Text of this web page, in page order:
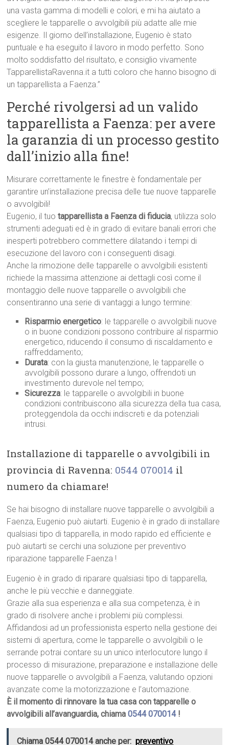
una vasta gamma di modelli e colori, e mi ha aiutato a
scegliere le tapparelle o avvolgibili più adatte alle mie
esigenze. Il giorno dell’installazione, Eugenio è stato
puntuale e ha eseguito il lavoro in modo perfetto. Sono
molto soddisfatto del risultato, e consiglio vivamente
TapparellistaRavenna.it a tutti coloro che hanno bisogno di
un tapparellista a Faenza.”
Perché rivolgersi ad un valido
tapparellista a Faenza: per avere
la garanzia di un processo gestito
dall’inizio alla fine!
Misurare correttamente le finestre è fondamentale per
garantire un’installazione precisa delle tue nuove tapparelle
o avvolgibili!
Eugenio, il tuotapparellista a Faenza di fiducia, utilizza solo
strumenti adeguati ed è in grado di evitare banali errori che
inesperti potrebbero commettere dilatando i tempi di
esecuzione del lavoro con i conseguenti disagi.
Anche la rimozione delle tapparelle o avvolgibili esistenti
richiede la massima attenzione ai dettagli così come il
montaggio delle nuove tapparelle o avvolgibili che
consentiranno una serie di vantaggi a lungo termine:
Risparmio energetico: le tapparelle o avvolgibili nuove
o in buone condizioni possono contribuire al risparmio
energetico, riducendo il consumo di riscaldamento e
raffreddamento;
Durata: con la giusta manutenzione, le tapparelle o
avvolgibili possono durare a lungo, offrendoti un
investimento durevole nel tempo;
Sicurezza: le tapparelle o avvolgibili in buone
condizioni contribuiscono alla sicurezza della tua casa,
proteggendola da occhi indiscreti e da potenziali
intrusi.
Installazione di tapparelle o avvolgibili in
provincia di Ravenna: 0544 070014 il
numero da chiamare!
Se hai bisogno di installare nuove tapparelle o avvolgibili a
Faenza, Eugenio può aiutarti. Eugenio è in grado di installare
qualsiasi tipo di tapparella, in modo rapido ed efficiente e
può aiutarti se cerchi una soluzione per preventivo
riparazione tapparelle Faenza !
Eugenio è in grado di riparare qualsiasi tipo di tapparella,
anche le più vecchie e danneggiate.
Grazie alla sua esperienza e alla sua competenza, è in
grado di risolvere anche i problemi più complessi.
Affidandosi ad un professionista esperto nella gestione dei
sistemi di apertura, come le tapparelle o avvolgibili o le
serrande potrai contare su un unico interlocutore lungo il
processo di misurazione, preparazione e installazione delle
nuove tapparelle o avvolgibili a Faenza, valutando opzioni
avanzate come la motorizzazione e l’automazione.
È il momento di rinnovare la tua casa con tapparelle o
avvolgibili all’avanguardia, chiama0544 070014!
Chiama 0544 070014 anche per: preventivo